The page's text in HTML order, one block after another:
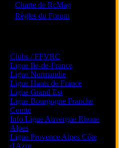
Charte de RcMag
Règles du Forum
Clubs / FFVRC
Ligue Ile-de-France
Ligue Normandie
Ligue Hauts de France
Ligue Grand Est
Ligue Bourgogne Franche
Comte
Info Ligue Auvergne Rhone
Alpes
Ligue Provence Alpes Côte
d'Azur